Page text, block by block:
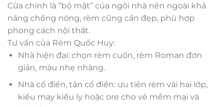
Cửa chính là “bộ mặt” của ngôi nhà nên ngoài khả
năng chống nóng, rèm cũng cần đẹp, phù hợp
phong cách nội thất.
Tư vấn của Rèm Quốc Huy:
Nhà hiện đại: chọn rèm cuốn, rèm Roman đơn
giản, màu nhẹ nhàng.
Nhà cổ điển, tân cổ điển: ưu tiên rèm vải hai lớp,
kiểu may kiểu ly hoặc ore cho vẻ mềm mại và